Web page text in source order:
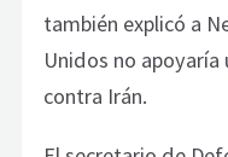
también explicó a
Unidos no apoyaría
contra Irán.